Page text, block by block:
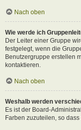
Nach oben
Wie werde ich
Der Leiter einer Gruppe
festgelegt, wenn die
Benutzergruppe erstellen
kontaktieren.
Nach oben
Weshalb werden
Es ist der Board-
Farben zuzuteilen, so